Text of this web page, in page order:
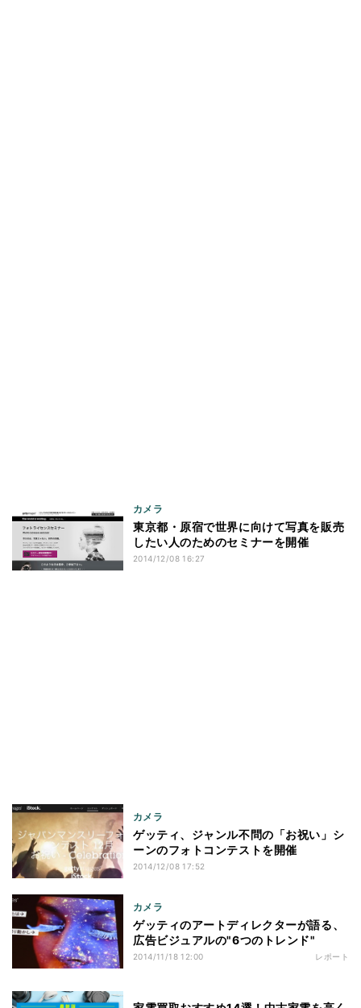
カメラ
東京都・原宿で世界に向けて写真を販売
したい人のためのセミナーを開催
2014/12/08 16:27
カメラ
ゲッティ、ジャンル不問の「お祝い」シ
ーンのフォトコンテストを開催
2014/12/08 17:52
カメラ
ゲッティのアートディレクターが語る、
広告ビジュアルの"6つのトレンド"
2014/11/18 12:00 レポート